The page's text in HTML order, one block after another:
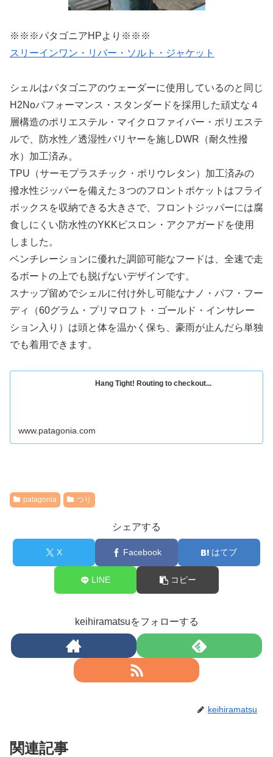
※※※パタゴニアHPより※※※
スリーインワン・リバー・ソルト・ジャケット
シェルはパタゴニアのウェーダーに使用しているのと同じ
H2Noパフォーマンス・スタンダードを採用した頑丈な４
層構造のポリエステル・マイクロファイバー・ポリエステ
ルで、防水性／透湿性バリヤーを施しDWR（耐久性撥
水）加工済み。
TPU（サーモプラスチック・ポリウレタン）加工済みの
撥水性ジッパーを備えた３つのフロントポケットはフライ
ボックスを収納できる大きさで、フロントジッパーには腐
食しにくい防水性のYKKビスロン・アクアガードを使用
しました。
ベンチレーションに優れた調節可能なフードは、全速で走
るボートの上でも脱げないデザインです。
スナップ留めでシェルに付け外し可能なナノ・パフ・フー
ディ（60グラム・プリマロフト・ゴールド・インサレー
ション入り）は頭と体を温かく保ち、豪雨が止んだら単独
でも着用できます。
Hang Tight! Routing to checkout...
www.patagonia.com
patagonia つり
シェアする
X Facebook はてブ
LINE コピー
keihiramatsuをフォローする
keihiramatsu
関連記事